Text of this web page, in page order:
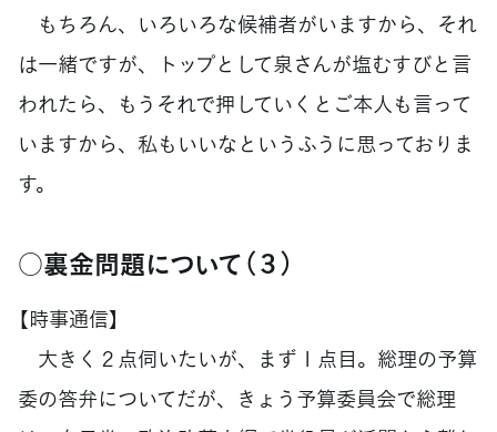
もちろん、いろいろな候補者がいますから、それ
は一緒ですが、トップとして泉さんが塩むすびと言
われたら、もうそれで押していくとご本人も言って
いますから、私もいいなというふうに思っておりま
す。
○裏金問題について（３）
【時事通信】
大きく２点伺いたいが、まず１点目。総理の予算
委の答弁についてだが、きょう予算委員会で総理